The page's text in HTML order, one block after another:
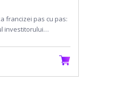
francizei pas cu pas:
investitorului
dili...